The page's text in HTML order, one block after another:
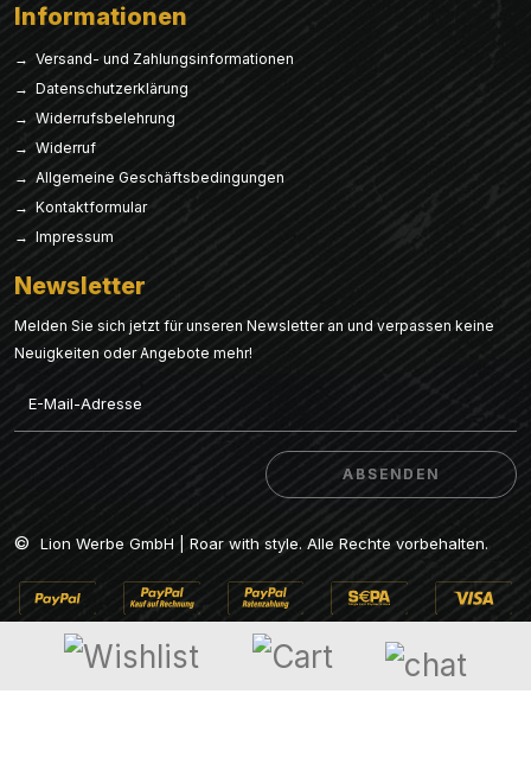
Informationen
→ Versand- und Zahlungsinformationen
→ Datenschutzerklärung
→ Widerrufsbelehrung
→ Widerruf
→ Allgemeine Geschäftsbedingungen
→ Kontaktformular
→ Impressum
Newsletter
Melden Sie sich jetzt für unseren Newsletter an und verpassen keine
Neuigkeiten oder Angebote mehr!
ABSENDEN
ABSENDEN
© Lion Werbe GmbH | Roar with style. Alle Rechte vorbehalten.